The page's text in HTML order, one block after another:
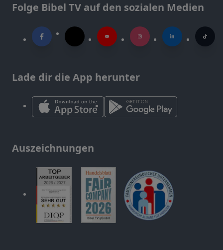
Folge Bibel TV auf den sozialen Medien
Lade dir die App herunter
Auszeichnungen